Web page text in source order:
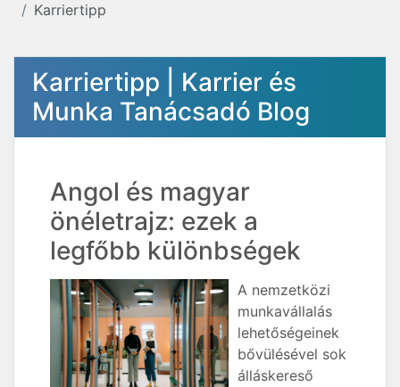
Karriertipp
Karriertipp | Karrier és
Munka Tanácsadó Blog
Angol és magyar
önéletrajz: ezek a
legfőbb különbségek
A nemzetközi
munkavállalás
lehetőségeinek
bővülésével sok
álláskereső